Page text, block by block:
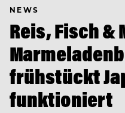
NEWS
Reis, Fisch &
frühstückt
funktioniert